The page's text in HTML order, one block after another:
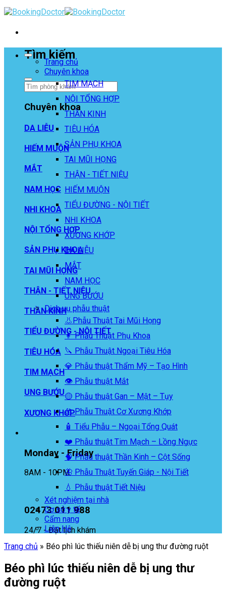
Skip
to
Tìm kiếm
Chuyên khoa
DA LIỄU
HIẾM MUỘN
MẮT
NAM HỌC
NHI KHOA
NỘI TỔNG HỢP
SẢN PHỤ KHOA
TAI MŨI HỌNG
THẬN - TIẾT NIỆU
THẦN KINH
TIỂU ĐƯỜNG - NỘI TIẾT
TIÊU HÓA
TIM MẠCH
UNG BƯỚU
XƯƠNG KHỚP
Monday - Friday
8AM - 10PM
02473 011 988
24/7 - Đặt lịch khám
Trang chủ
Chuyên khoa
TIM MẠCH
NỘI TỔNG HỢP
THẦN KINH
TIÊU HÓA
SẢN PHỤ KHOA
TAI MŨI HỌNG
THẬN - TIẾT NIỆU
HIẾM MUỘN
TIỂU ĐƯỜNG - NỘI TIẾT
NHI KHOA
XƯƠNG KHỚP
DA LIỄU
MẮT
NAM HỌC
UNG BƯỚU
Dịch vụ phẫu thuật
👃Phẫu Thuật Tai Mũi Họng
👩 Phẫu Thuật Phụ Khoa
🔪 Phẫu Thuật Ngoại Tiêu Hóa
💎 Phẫu thuật Thẩm Mỹ – Tạo Hình
👁️ Phẫu thuật Mắt
🟡 Phẫu thuật Gan – Mật – Tụy
🦴 Phẫu Thuật Cơ Xương Khớp
🧴 Tiểu Phẫu – Ngoại Tổng Quát
❤️ Phẫu thuật Tim Mạch – Lồng Ngực
🧠 Phẫu thuật Thần Kinh – Cột Sống
🦋 Phẫu Thuật Tuyến Giáp - Nội Tiết
💧 Phẫu thuật Tiết Niệu
Xét nghiệm tại nhà
Cơ sở y tế
Cẩm nang
Liên Hệ
Trang chủ » Béo phì lúc thiếu niên dễ bị ung thư đường ruột
Béo phì lúc thiếu niên dễ bị ung thư
đường ruột